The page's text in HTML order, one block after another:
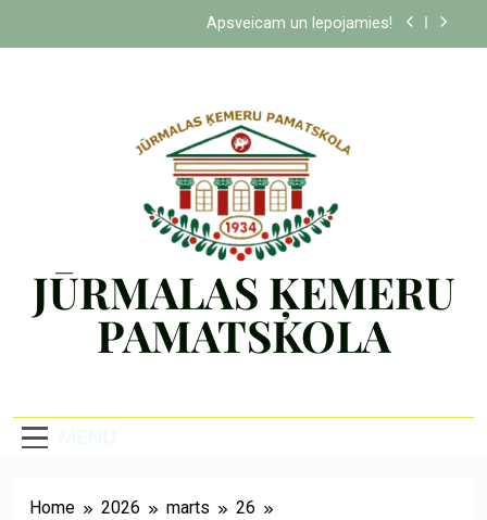
Apsveicam un lepojamies!
Apsveicam un lepojamies!
Apsveicam un lepojamies!
Apsveicam un lepojamies!
Apsveicam un lepojamies!
Apsveicam un lepojamies!
JŪRMALAS ĶEMERU
PAMATSKOLA
Home 2026 marts
26